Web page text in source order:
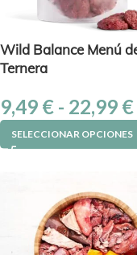
Wild Balance Menú
Ternera
9,49 € - 22,99 €
SELECCIONAR OPCIONES